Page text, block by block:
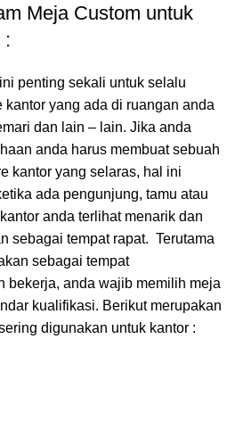
Meja Custom untuk
:
penting sekali untuk selalu
kantor yang ada di ruangan anda
dan lain – lain. Jika anda
anda harus membuat sebuah
kantor yang selaras, hal ini
ada pengunjung, tamu atau
anda terlihat menarik dan
sebagai tempat rapat. Terutama
sebagai tempat
bekerja, anda wajib memilih meja
kualifikasi. Berikut merupakan
digunakan untuk kantor :